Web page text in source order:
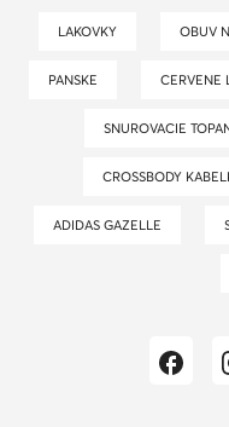
LAKOVKY OBUV
PANSKE
SNUROVACIE
CROSSBODY
ADIDAS GAZELLE